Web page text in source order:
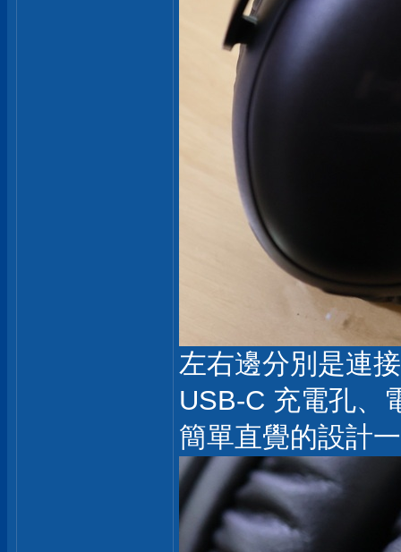
左右邊分別是連
USB-C 充電孔、
簡單直覺的設計